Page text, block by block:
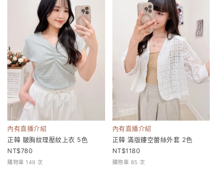
內有直播介紹
正韓 皺胸紋理壓紋上衣 5色
780
購物車 149 次
內有直播介紹
正韓 滿版鏤空蕾絲外套 2色
1180
購物車 85 次